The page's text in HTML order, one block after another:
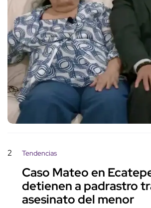
2 Tendencias
Caso Mateo en
detienen a padrastro
asesinato del menor